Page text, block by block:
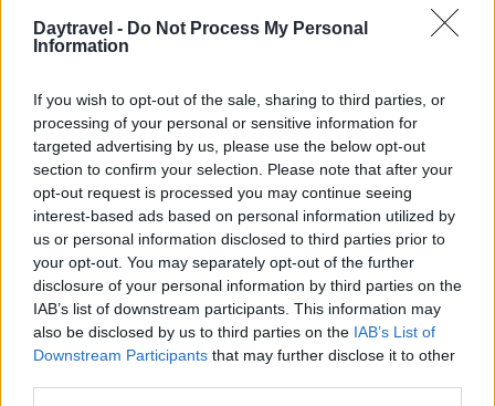
Daytravel - Do Not Process My Personal
Information
If you wish to opt-out of the sale, sharing to third parties, or
processing of your personal or sensitive information for
targeted advertising by us, please use the below opt-out
section to confirm your selection. Please note that after your
opt-out request is processed you may continue seeing
interest-based ads based on personal information utilized by
us or personal information disclosed to third parties prior to
your opt-out. You may separately opt-out of the further
disclosure of your personal information by third parties on the
IAB’s list of downstream participants. This information may
also be disclosed by us to third parties on the IAB’s List of
Downstream Participants that may further disclose it to other
Ferrara (FE)– 18-19 ottobre
Campi Bisenzio (FI)
– 25-26 ottobre
Montefano (MC) – 25-26 ottobre
Bitonto (BA)– 8-9 novembre
AUTORE
AiAdhubMedia